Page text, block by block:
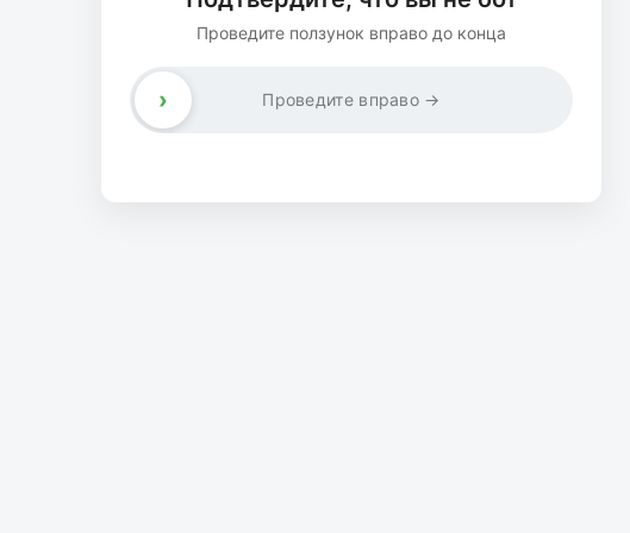
Проведите ползунок вправо до конца
Проведите вправо →
›